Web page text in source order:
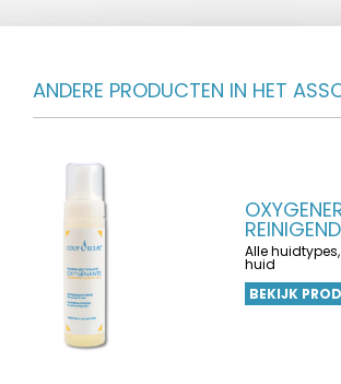
ANDERE PRODUCTEN IN HET
Alle
huid
BEKIJK